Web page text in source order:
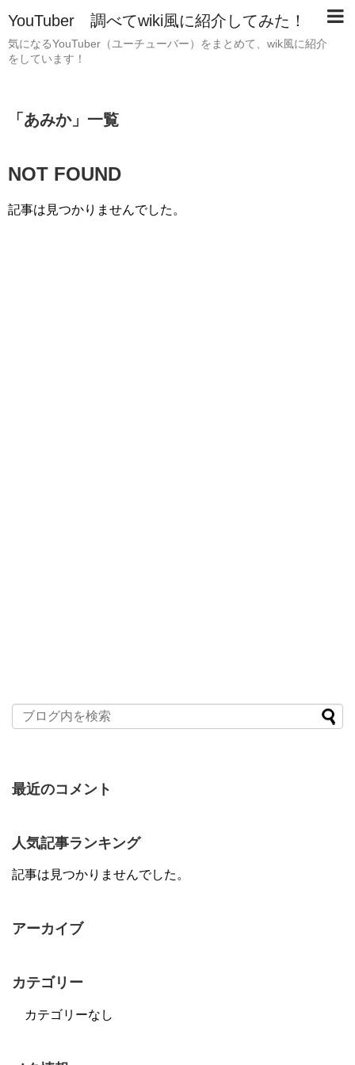
YouTuber 調べてwiki風に紹介してみた！
気になるYouTuber（ユーチューバー）をまとめて、wik風に紹介
をしています！
「 あみか」 一覧
NOT FOUND
記事は見つかりませんでした。
最近のコメント
人気記事ランキング
記事は見つかりませんでした。
アーカイブ
カテゴリー
カテゴリーなし